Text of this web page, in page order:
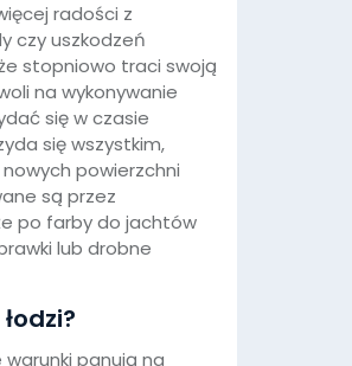
radości z
czy uszkodzeń
stopniowo traci swoją
na wykonywanie
się w czasie
się wszystkim,
powierzchni
są przez
po farby do jachtów
lub drobne
panują na